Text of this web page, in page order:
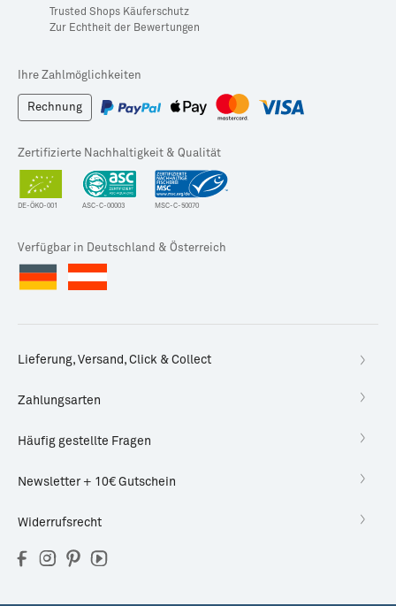
Trusted Shops Käuferschutz
Zur Echtheit der Bewertungen
Ihre Zahlmöglichkeiten
Rechnung
Zertifizierte Nachhaltigkeit & Qualität
DE-ÖKO-001 ASC-C-00003 MSC-C-50070
Verfügbar in Deutschland & Österreich
Lieferung, Versand, Click & Collect
Zahlungsarten
Häufig gestellte Fragen
Newsletter + 10€ Gutschein
Widerrufsrecht